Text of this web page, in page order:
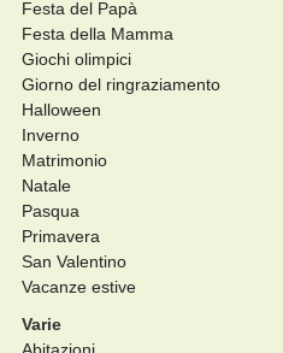
Festa del Papà
Festa della Mamma
Giochi olimpici
Giorno del ringraziamento
Halloween
Inverno
Matrimonio
Natale
Pasqua
Primavera
San Valentino
Vacanze estive
Varie